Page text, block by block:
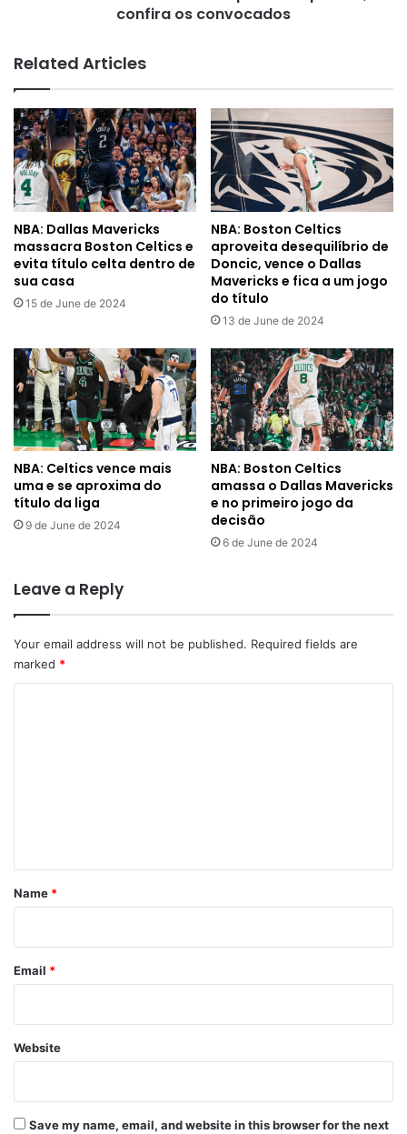
confira os convocados
Related Articles
NBA: Dallas Mavericks
massacra Boston Celtics e
evita título celta dentro de
sua casa
15 de June de 2024
NBA: Boston Celtics
aproveita desequilíbrio de
Doncic, vence o Dallas
Mavericks e fica a um jogo
do título
13 de June de 2024
NBA: Celtics vence mais
uma e se aproxima do
título da liga
9 de June de 2024
NBA: Boston Celtics
amassa o Dallas Mavericks
e no primeiro jogo da
decisão
6 de June de 2024
Leave a Reply
Your email address will not be published. Required fields are
marked *
*
Name *
Email *
Website
Save my name, email, and website in this browser for the next